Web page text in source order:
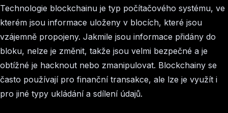
Technologie blockchainu je typ počítačového systému, ve
kterém jsou informace uloženy v blocích, které jsou
vzájemně propojeny. Jakmile jsou informace přidány do
bloku, nelze je změnit, takže jsou velmi bezpečné a je
obtížné je hacknout nebo zmanipulovat. Blockchainy se
často používají pro finanční transakce, ale lze je využít i
pro jiné typy ukládání a sdílení údajů.